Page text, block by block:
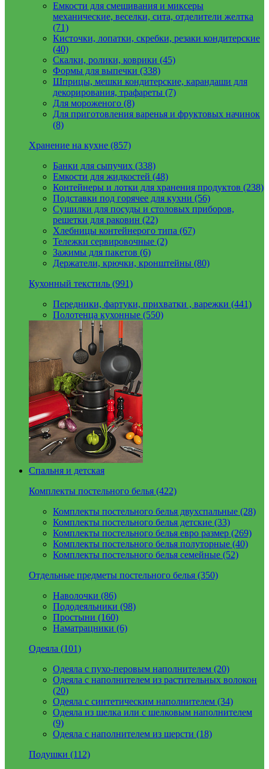
Емкости для смешивания и миксеры
механические, веселки, сита, отделители желтка
(71)
Кисточки, лопатки, скребки, резаки кондитерские
(40)
Скалки, ролики, коврики (45)
Формы для выпечки (338)
Шприцы, мешки кондитерские, карандаши для
декорирования, трафареты (7)
Для мороженого (8)
Для приготовления варенья и фруктовых начинок
(8)
Хранение на кухне (857)
Банки для сыпучих (338)
Емкости для жидкостей (48)
Контейнеры и лотки для хранения продуктов (238)
Подставки под горячее для кухни (56)
Сушилки для посуды и столовых приборов,
решетки для раковин (22)
Хлебницы контейнерого типа (67)
Тележки сервировочные (2)
Зажимы для пакетов (6)
Держатели, крючки, кронштейны (80)
Кухонный текстиль (991)
Передники, фартуки, прихватки , варежки (441)
Полотенца кухонные (550)
Спальня и детская
Комплекты постельного белья (422)
Комплекты постельного белья двухспальные (28)
Комплекты постельного белья детские (33)
Комплекты постельного белья евро размер (269)
Комплекты постельного белья полуторные (40)
Комплекты постельного белья семейные (52)
Отдельные предметы постельного белья (350)
Наволочки (86)
Пододеяльники (98)
Простыни (160)
Наматрацники (6)
Одеяла (101)
Одеяла с пухо-перовым наполнителем (20)
Одеяла с наполнителем из растительных волокон
(20)
Одеяла с синтетическим наполнителем (34)
Одеяла из шелка или с шелковым наполнителем
(9)
Одеяла с наполнителем из шерсти (18)
Подушки (112)